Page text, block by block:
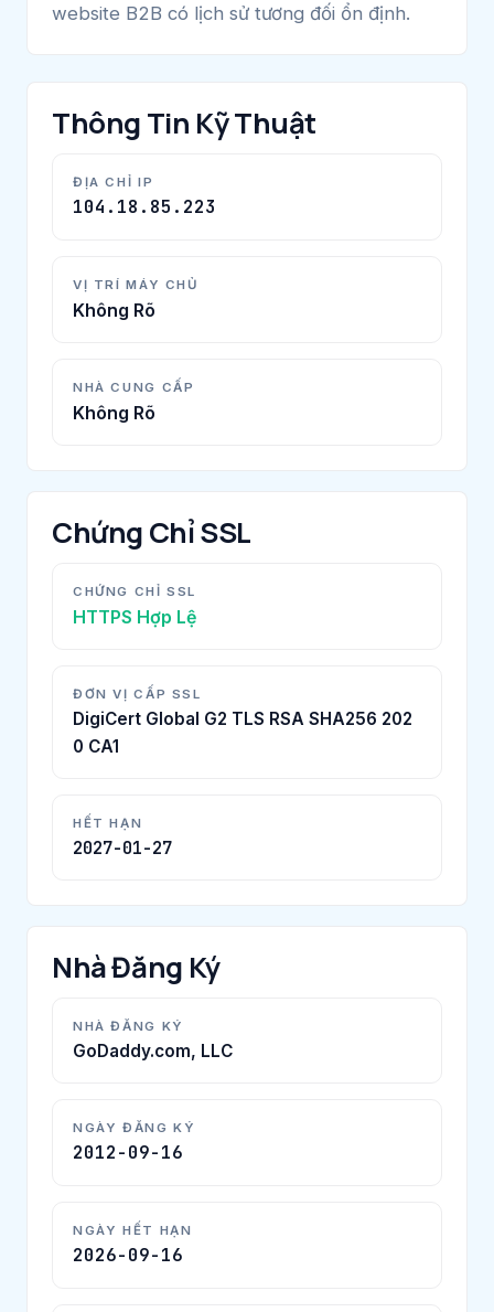
website B2B có lịch sử tương đối ổn định.
Thông Tin Kỹ Thuật
ĐỊA CHỈ IP
104.18.85.223
VỊ TRÍ MÁY CHỦ
Không Rõ
NHÀ CUNG CẤP
Không Rõ
Chứng Chỉ SSL
CHỨNG CHỈ SSL
HTTPS Hợp Lệ
ĐƠN VỊ CẤP SSL
DigiCert Global G2 TLS RSA SHA256 202
0 CA1
HẾT HẠN
2027-01-27
Nhà Đăng Ký
NHÀ ĐĂNG KÝ
GoDaddy.com, LLC
NGÀY ĐĂNG KÝ
2012-09-16
NGÀY HẾT HẠN
2026-09-16